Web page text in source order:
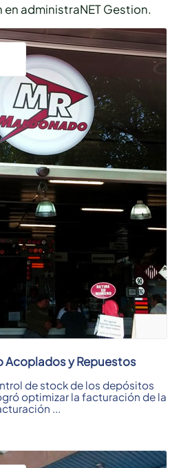
administraNET Gestion.
Acoplados y Repuestos
de stock de los depósitos
optimizar la facturación de la
...